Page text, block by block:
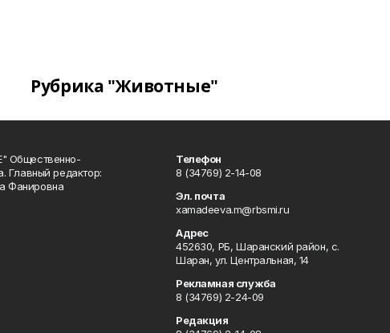
Рубрика "Животные"
Общественно-
Главный редактор:
Фанировна
Телефон
8 (34769) 2-14-08
Эл. почта
xamadeeva.m@rbsmi.ru
Адрес
452630, РБ, Шаранский район, с.
Шаран, ул. Центральная, 14
Рекламная служба
8 (34769) 2-24-09
Редакция